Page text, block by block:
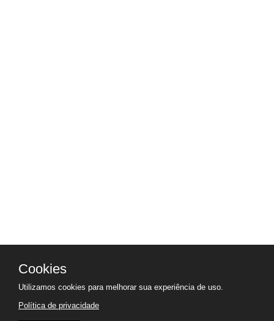
Cookies
Utilizamos cookies para melhorar sua experiência de uso.
Política de privacidade